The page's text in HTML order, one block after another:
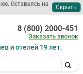
Оставаясь на
Скрыть
и отелей 19 лет.
8 (800) 2000-451
Заказать звонок